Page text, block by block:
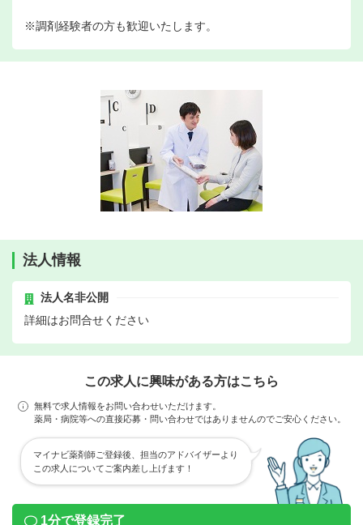
※調剤経験者の方も歓迎いたします。
法人情報
法人名非公開
詳細はお問合せください
この求人に興味がある方はこちら
無料で求人情報をお問い合わせいただけます。
薬局・病院等への直接応募・問い合わせではありませんのでご安心ください。
マイナビ薬剤師ご登録後、担当のアドバイザーより
この求人についてご案内差し上げます！
1分で登録完了